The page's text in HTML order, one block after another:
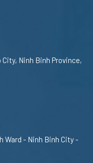
City, Ninh Binh Province,
Ward - Ninh Binh City -